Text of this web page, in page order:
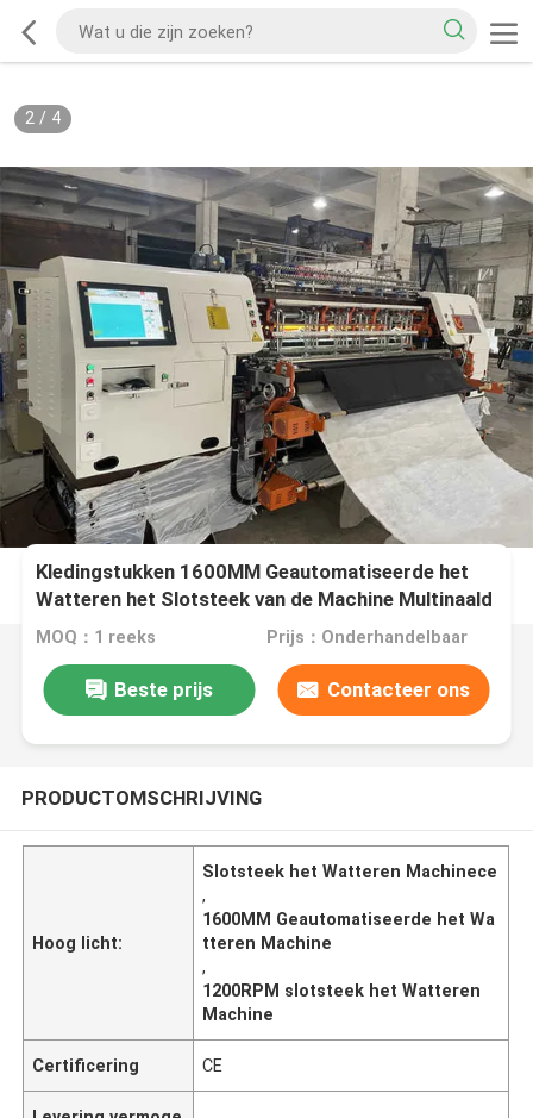
2/ 4
Kledingstukken 1600MM Geautomatiseerde het
Watteren het Slotsteek van de Machine Multinaald
MOQ：1 reeks Prijs：Onderhandelbaar
Beste prijs Contacteer ons
PRODUCTOMSCHRIJVING
Hoog licht:
Slotsteek het Watteren Machinece
,
1600MM Geautomatiseerde het Wa
tteren Machine
,
1200RPM slotsteek het Watteren
Machine
Certificering CE